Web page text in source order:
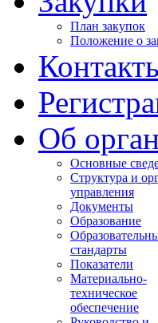
План закупок
Положение о
Об
Основные
Структура и
управления
Документы
Образование
стандарты
Показатели
Материально-
техническое
обеспечение